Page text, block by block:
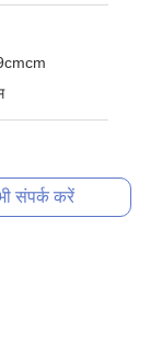
संपर्क करें